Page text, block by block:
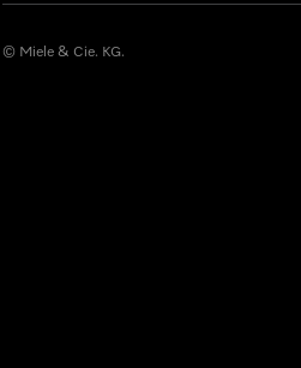
© Miele & Cie. KG.